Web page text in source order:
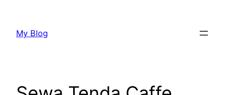
konten
My Blog